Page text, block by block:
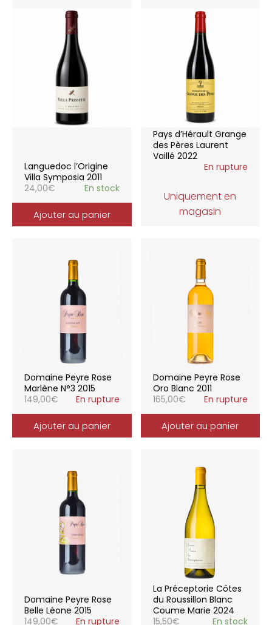
Languedoc l’Origine
Villa Symposia 2011
24,00€ En stock
Ajouter au panier
Pays d’Hérault Grange
des Pères Laurent
Vaillé 2022
En rupture
Uniquement en
magasin
Domaine Peyre Rose
Marlène N°3 2015
149,00€ En rupture
Ajouter au panier
Domaine Peyre Rose
Oro Blanc 2011
165,00€ En rupture
Ajouter au panier
Domaine Peyre Rose
Belle Léone 2015
149,00€ En rupture
La Préceptorie Côtes
du Roussillon Blanc
Coume Marie 2024
15,50€ En stock